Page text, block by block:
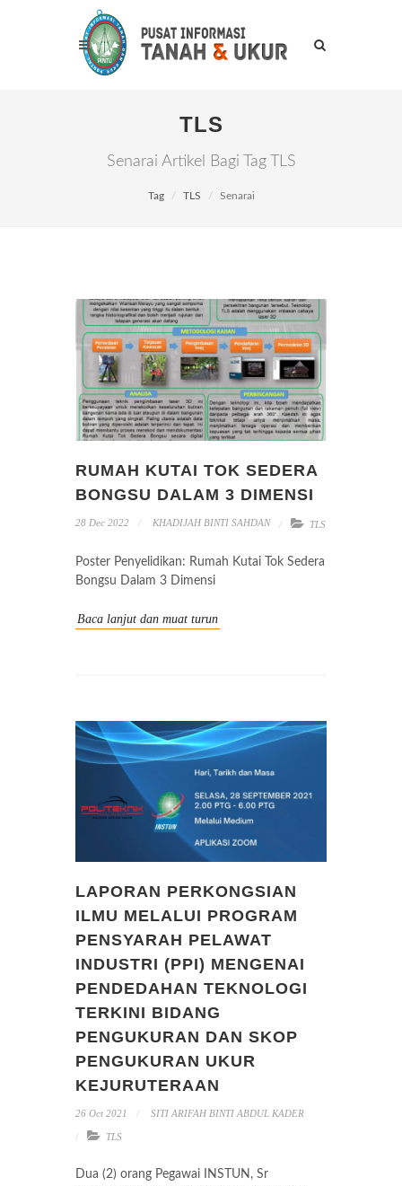
TLS
Senarai Artikel Bagi Tag TLS
Tag TLS Senarai
RUMAH KUTAI TOK SEDERA
BONGSU DALAM 3 DIMENSI
28 Dec 2022 KHADIJAH BINTI SAHDAN TLS
Poster Penyelidikan: Rumah Kutai Tok Sedera
Bongsu Dalam 3 Dimensi
Baca lanjut dan muat turun
LAPORAN PERKONGSIAN
ILMU MELALUI PROGRAM
PENSYARAH PELAWAT
INDUSTRI (PPI) MENGENAI
PENDEDAHAN TEKNOLOGI
TERKINI BIDANG
PENGUKURAN DAN SKOP
PENGUKURAN UKUR
KEJURUTERAAN
26 Oct 2021 SITI ARIFAH BINTI ABDUL KADER
TLS
Dua (2) orang Pegawai INSTUN, Sr